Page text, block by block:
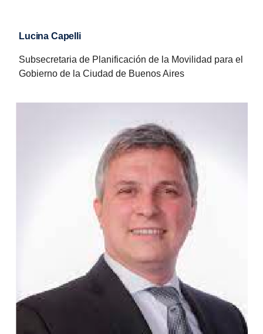
Lucina Capelli
Subsecretaria de Planificación de la Movilidad para el
Gobierno de la Ciudad de Buenos Aires